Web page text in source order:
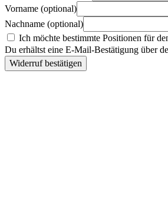
Vorname (optional)
Nachname (optional)
Ich möchte bestimmte Positionen für
Du erhältst eine E-Mail-Bestätigung über
Widerruf bestätigen